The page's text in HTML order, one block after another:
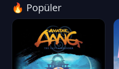
🔥 Popüler